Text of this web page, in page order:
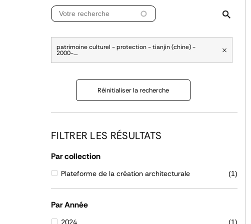
patrimoine culturel - protection - tianjin (chine) -
2000-....
Réinitialiser la recherche
FILTRER LES RÉSULTATS
Par collection
Plateforme de la création architecturale (1)
Par Année
2024 (1)